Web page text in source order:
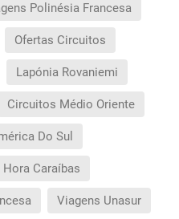
Polinésia Francesa
Ofertas Circuitos
Lapónia Rovaniemi
Circuitos Médio Oriente
Do Sul
Caraíbas
Viagens Unasur